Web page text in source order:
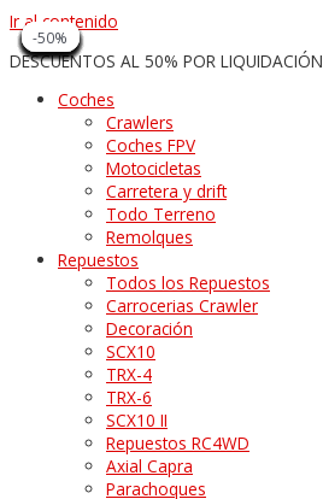
Ir al contenido
DESCUENTOS AL 50% POR LIQUIDACIÓN
Coches
Crawlers
Coches FPV
Motocicletas
Carretera y drift
Todo Terreno
Remolques
Repuestos
Todos los Repuestos
Carrocerias Crawler
Decoración
SCX10
TRX-4
TRX-6
SCX10 II
Repuestos RC4WD
Axial Capra
Parachoques
-50%
-50%
-50%
-50%
-50%
-50%
-50%
-50%
-50%
-50%
-50%
-50%
-50%
-50%
-50%
-50%
-50%
-50%
-50%
-50%
-50%